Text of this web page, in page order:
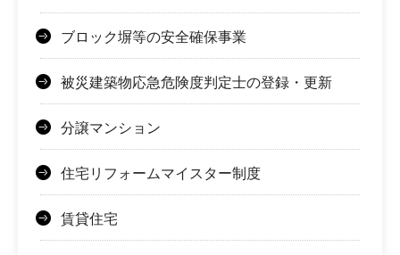
ブロック塀等の安全確保事業
被災建築物応急危険度判定士の登録・更新
分譲マンション
住宅リフォームマイスター制度
賃貸住宅